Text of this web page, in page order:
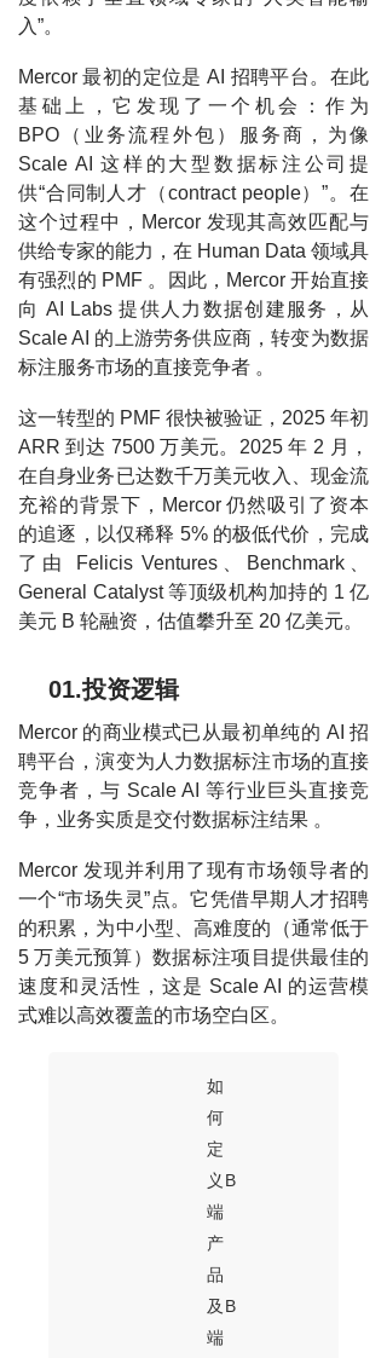
入”。
Mercor 最初的定位是 AI 招聘平台。在此
基础上，它发现了一个机会：作为
BPO（业务流程外包）服务商，为像
Scale AI 这样的大型数据标注公司提
供“合同制人才（contract people）”。在
这个过程中，Mercor 发现其高效匹配与
供给专家的能力，在 Human Data 领域具
有强烈的 PMF 。因此，Mercor 开始直接
向 AI Labs 提供人力数据创建服务，从
Scale AI 的上游劳务供应商，转变为数据
标注服务市场的直接竞争者 。
这一转型的 PMF 很快被验证，2025 年初
ARR 到达 7500 万美元。2025 年 2 月，
在自身业务已达数千万美元收入、现金流
充裕的背景下，Mercor 仍然吸引了资本
的追逐，以仅稀释 5% 的极低代价，完成
了由 Felicis Ventures、Benchmark、
General Catalyst 等顶级机构加持的 1 亿
美元 B 轮融资，估值攀升至 20 亿美元。
01.投资逻辑
Mercor 的商业模式已从最初单纯的 AI 招
聘平台，演变为人力数据标注市场的直接
竞争者，与 Scale AI 等行业巨头直接竞
争，业务实质是交付数据标注结果 。
Mercor 发现并利用了现有市场领导者的
一个“市场失灵”点。它凭借早期人才招聘
的积累，为中小型、高难度的（通常低于
5 万美元预算）数据标注项目提供最佳的
速度和灵活性，这是 Scale AI 的运营模
式难以高效覆盖的市场空白区。
如
何
定
义B
端
产
品
及B
端